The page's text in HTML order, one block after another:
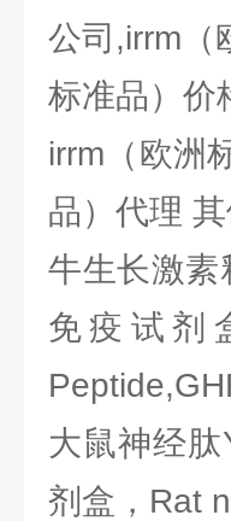
公司,irrm（
标准品）价
irrm（欧洲
品）代理 其
牛生长激素
免疫试剂
大鼠神经
剂盒，Rat